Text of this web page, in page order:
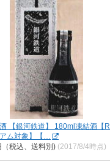
【銀河鉄道】 180ml凍結酒【
アム対象】【…
税込、送料別) (2017/8/4時点)